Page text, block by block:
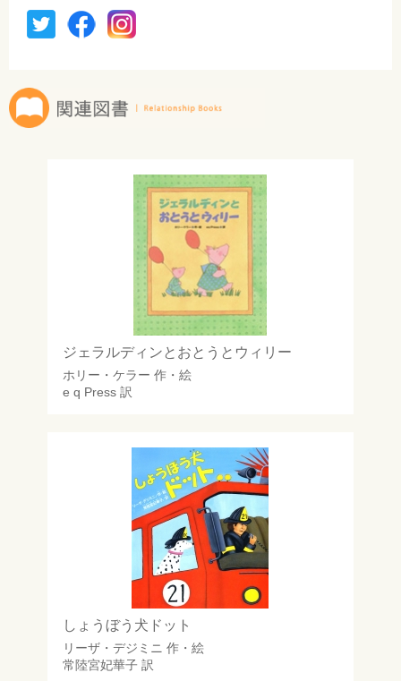
ジェラルディンとおとうとウィリー
ホリー・ケラー 作・絵
e q Press訳
しょうぼう犬ドット
リーザ・デジミニ 作・絵
常陸宮妃華子訳